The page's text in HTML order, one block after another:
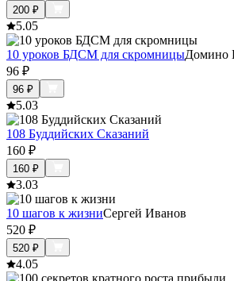
200 ₽
5.05
10 уроков БДСМ для скромницыДомино
96 ₽
96 ₽
5.03
108 Буддийских Сказаний
160 ₽
160 ₽
3.03
10 шагов к жизниСергей Иванов
520 ₽
520 ₽
4.05